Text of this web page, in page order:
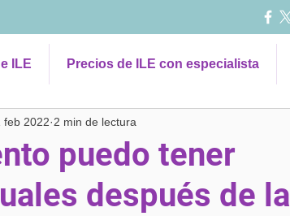
ILE Precios de ILE con especialista
puedo tener
después de la
feb 2022 2 min de lectura